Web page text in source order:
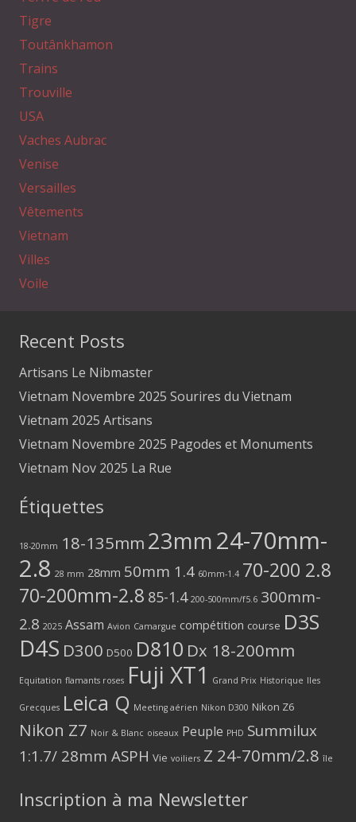
Tigre
Toutânkhamon
Trains
Trouville
USA
Vaches Aubrac
Venise
Versailles
Vêtements
Vietnam
Villes
Voile
Recent Posts
Artisans Le Nibmaster
Vietnam Novembre 2025 Sourires du Vietnam
Vietnam 2025 Artisans
Vietnam Novembre 2025 Pagodes et Monuments
Vietnam Nov 2025 La Rue
Étiquettes
18-20mm 18-135mm 23mm24-70mm-
2.8 28 mm 28mm 50mm 1.4 60mm-1.4 70-200 2.8
70-200mm-2.8 85-1.4 200-500mm/f5.6 300mm-
2.8 2025 Assam Avion Camargue compétition course D3S
D4S D300 D500 D810 Dx 18-200mm
Equitation flamants roses Fuji XT1 Grand Prix Historique Iles
Grecques Leica Q Meeting aérien Nikon D300 Nikon Z6
Nikon Z7 Noir & Blanc oiseaux Peuple PHD Summilux
1:1.7/ 28mm ASPH Vie voiliers Z 24-70mm/2.8 île
Inscription à ma Newsletter